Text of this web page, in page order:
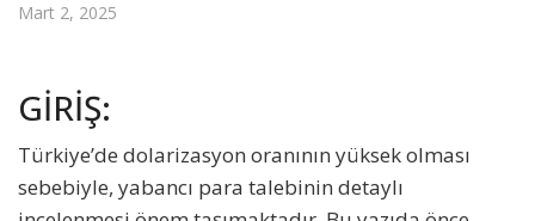
Mart 2, 2025
GİRİŞ:
Türkiye’de dolarizasyon oranının yüksek olması
sebebiyle, yabancı para talebinin detaylı